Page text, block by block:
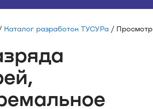
/ Каталог разработок ТУСУРа / Просмотр